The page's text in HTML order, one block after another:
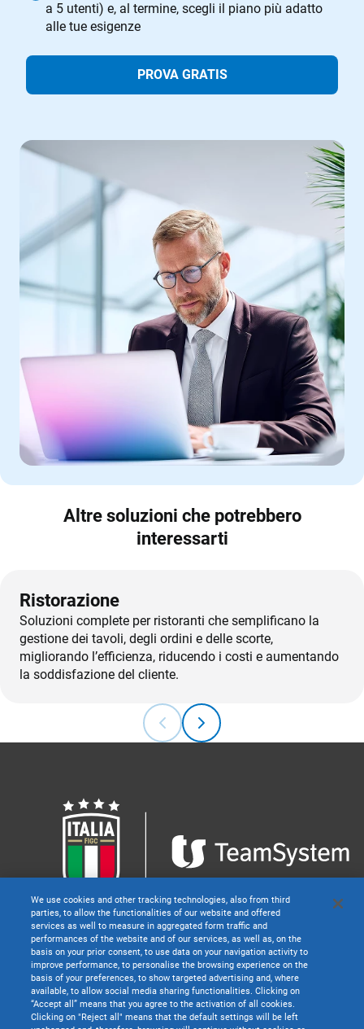
a 5 utenti) e, al termine, scegli il piano più adatto
alle tue esigenze
PROVA GRATIS
Altre soluzioni che potrebbero
interessarti
Ristorazione
Soluzioni complete per ristoranti che semplificano la
gestione dei tavoli, degli ordini e delle scorte,
migliorando l’efficienza, riducendo i costi e aumentando
la soddisfazione del cliente.
Il Gruppo
Contatti
Assistenza clienti
Terms & Conditions
We use cookies and other tracking technologies, also from third
parties, to allow the functionalities of our website and offered
services as well to measure in aggregated form traffic and
performances of the website and of our services, as well as, on the
basis on your prior consent, to use data on your navigation activity to
improve performance, to personalise the browsing experience on the
basis of your preferences, to show targeted advertising and, where
available, to allow social media sharing functionalities. Clicking on
“Accept all” means that you agree to the activation of all cookies.
Clicking on "Reject all" means that the default settings will be left